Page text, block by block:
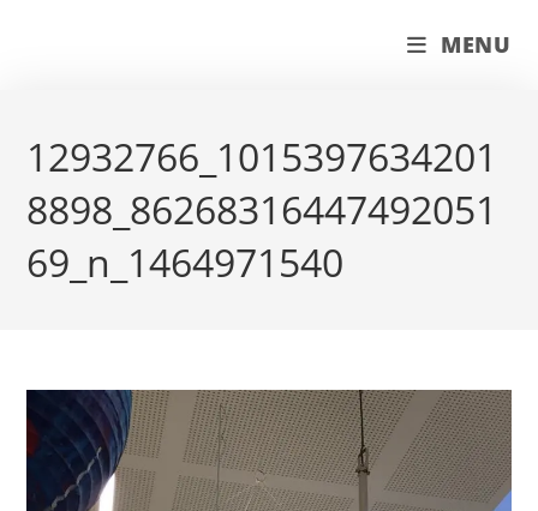
MENU
12932766_1015397634201
8898_86268316447492051
69_n_1464971540